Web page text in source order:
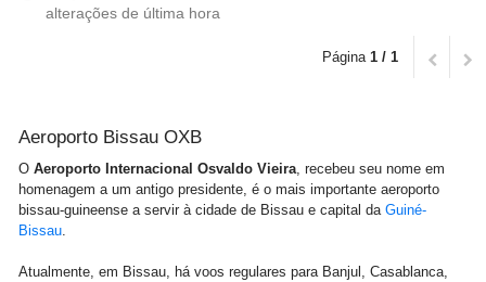
alterações de última hora
Página 1 / 1
Aeroporto Bissau OXB
O Aeroporto Internacional Osvaldo Vieira , recebeu seu nome em
homenagem a um antigo presidente, é o mais importante aeroporto
bissau-guineense a servir à cidade de Bissau e capital da Guiné-
Bissau
Atualmente, em Bissau, há voos regulares para Banjul, Casablanca,